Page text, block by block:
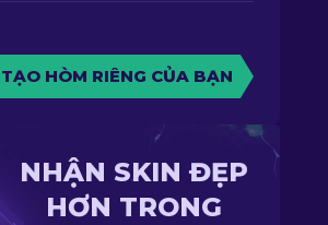
TẠO HÒM RIÊNG CỦA BẠN
NHẬN SKIN ĐẸP
HƠN TRONG